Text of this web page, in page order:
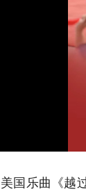
国乐曲《越